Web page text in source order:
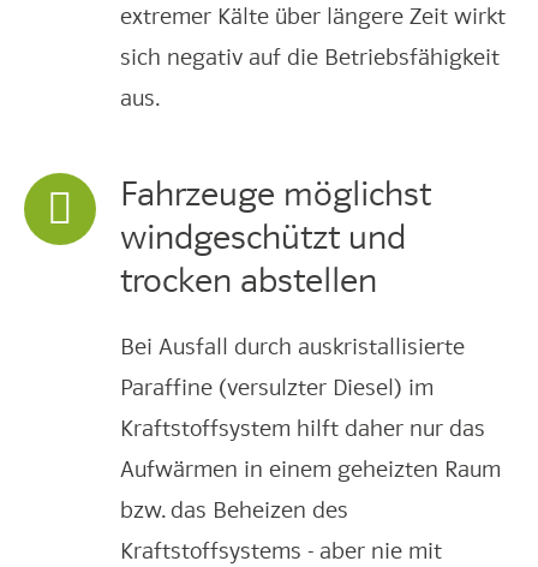
extremer Kälte über längere Zeit wirkt
sich negativ auf die Betriebsfähigkeit
aus.
Fahrzeuge möglichst
windgeschützt und
trocken abstellen
Bei Ausfall durch auskristallisierte
Paraffine (versulzter Diesel) im
Kraftstoffsystem hilft daher nur das
Aufwärmen in einem geheizten Raum
bzw. das Beheizen des
Kraftstoffsystems - aber nie mit